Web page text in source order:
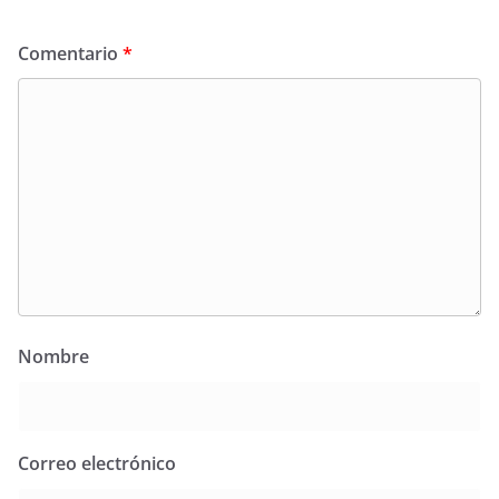
Comentario *
Nombre
Correo electrónico